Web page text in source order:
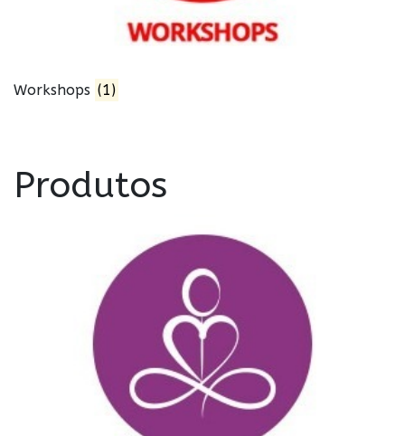
Workshops (1)
Produtos